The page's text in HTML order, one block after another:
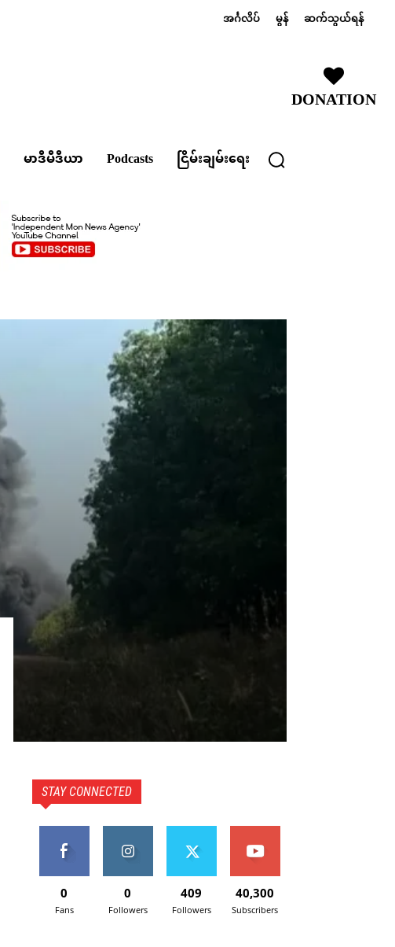
အင်္ဂလိပ် မွန် ဆက်သွယ်ရန်
DONATION
မာဒီမီဒီယာ Podcasts ငြိမ်းချမ်းရေး
STAY CONNECTED
0
Fans
0
Followers
409
Followers
40,300
Subscribers